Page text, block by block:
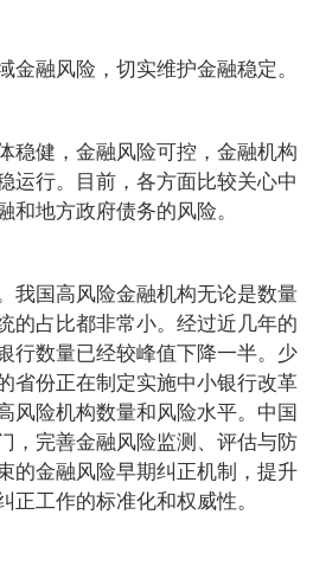
融风险，切实维护金融稳定。
稳健，金融风险可控，金融机构
运行。目前，各方面比较关心中
地方政府债务的风险。
我国高风险金融机构无论是数量
的占比都非常小。经过近几年的
行数量已经较峰值下降一半。少
省份正在制定实施中小银行改革
风险机构数量和风险水平。中国
，完善金融风险监测、评估与防
的金融风险早期纠正机制，提升
工作的标准化和权威性。